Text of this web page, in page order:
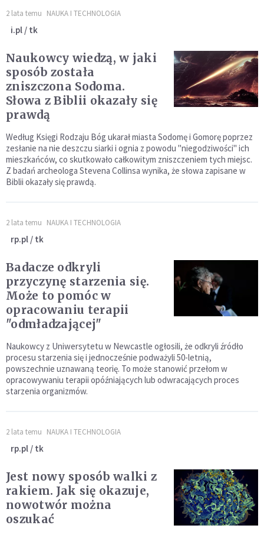
2 lata temu NAUKA I TECHNOLOGIA
i.pl / tk
Naukowcy wiedzą, w jaki
sposób została
zniszczona Sodoma.
Słowa z Biblii okazały się
prawdą
Według Księgi Rodzaju Bóg ukarał miasta Sodomę i Gomorę poprzez
zesłanie na nie deszczu siarki i ognia z powodu "niegodziwości" ich
mieszkańców, co skutkowało całkowitym zniszczeniem tych miejsc.
Z badań archeologa Stevena Collinsa wynika, że słowa zapisane w
Biblii okazały się prawdą.
2 lata temu NAUKA I TECHNOLOGIA
rp.pl / tk
Badacze odkryli
przyczynę starzenia się.
Może to pomóc w
opracowaniu terapii
"odmładzającej"
Naukowcy z Uniwersytetu w Newcastle ogłosili, że odkryli źródło
procesu starzenia się i jednocześnie podważyli 50-letnią,
powszechnie uznawaną teorię. To może stanowić przełom w
opracowywaniu terapii opóźniających lub odwracających proces
starzenia organizmów.
2 lata temu NAUKA I TECHNOLOGIA
rp.pl / tk
Jest nowy sposób walki z
rakiem. Jak się okazuje,
nowotwór można
oszukać